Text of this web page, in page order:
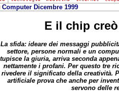
Computer Dicembre 1999
E il chip
La sfida: ideare dei messaggi
settore, persone normali e un
la giuria, arriva seconda
nettamente i profani. Per questo tre
rivedere il significato della creatività.
artificiale prova che anche per
servono delle